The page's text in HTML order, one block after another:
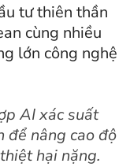
tư thiên thần
cùng nhiều
lớn công nghệ
AI xác suất
để nâng cao độ
hại nặng.